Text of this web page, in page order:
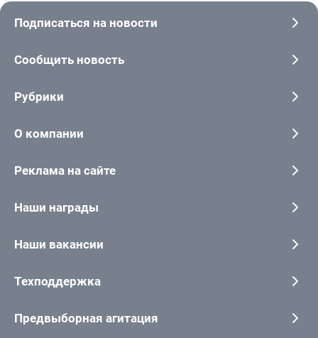
Подписаться на новости
Сообщить новость
Рубрики
О компании
Реклама на сайте
Наши награды
Наши вакансии
Техподдержка
Предвыборная агитация